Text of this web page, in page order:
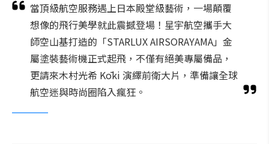
當頂級航空服務遇上日本殿堂級藝術，一場顛覆
想像的飛行美學就此震撼登場！星宇航空攜手大
師空山基打造的「STARLUX AIRSORAYAMA」金
屬塗裝藝術機正式起飛，不僅有絕美專屬備品，
更請來木村光希 Kōki 演繹前衛大片，準備讓全球
航空迷與時尚圈陷入瘋狂。